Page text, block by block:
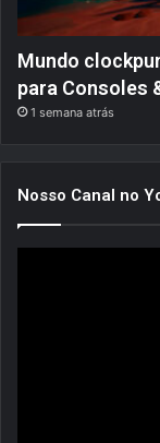
Mundo
para Consoles
1 semana atrás
Nosso Canal no